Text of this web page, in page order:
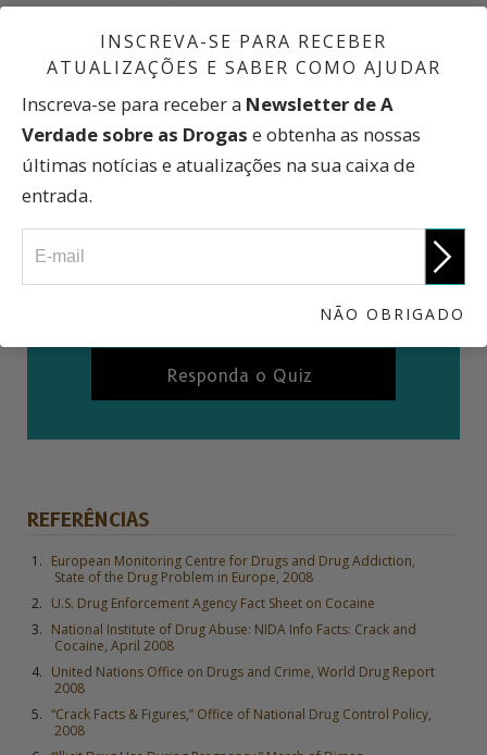
ter sido usado só uma vez)
paranoico: pessoa que suspeita, tem desconfiança ou
medo de outras pessoas.
Quanto você realmente sabe sobre o
Responda o Quiz
REFERÊNCIAS
European Monitoring Centre for Drugs and Drug Addiction,
State of the Drug Problem in Europe, 2008
U.S. Drug Enforcement Agency Fact Sheet on Cocaine
National Institute of Drug Abuse: NIDA Info Facts: Crack and
Cocaine, April 2008
United Nations Office on Drugs and Crime, World Drug Report
2008
“Crack Facts & Figures,” Office of National Drug Control Policy,
2008
INSCREVA-SE PARA RECEBER
ATUALIZAÇÕES E SABER COMO AJUDAR
Inscreva-se para receber a Newsletter de A
Verdade sobre as Drogas e obtenha as nossas
últimas notícias e atualizações na sua caixa de
entrada.
NÃO OBRIGADO